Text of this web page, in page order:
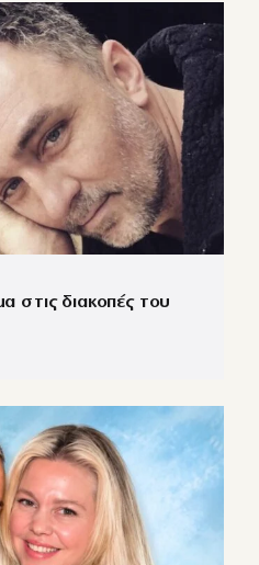
στις διακοπές του